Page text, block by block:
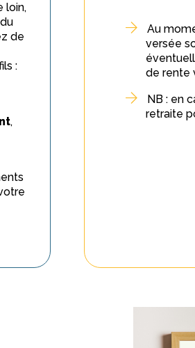
loin,
de
:
,
Au
versée
de rente
NB : en
retraite